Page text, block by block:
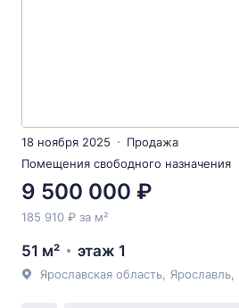
18 ноября 2025
Продажа
Помещения свободного назначения
9 500 000 ₽
185 910 ₽ за м²
51 м² этаж 1
Ярославская область Ярославль